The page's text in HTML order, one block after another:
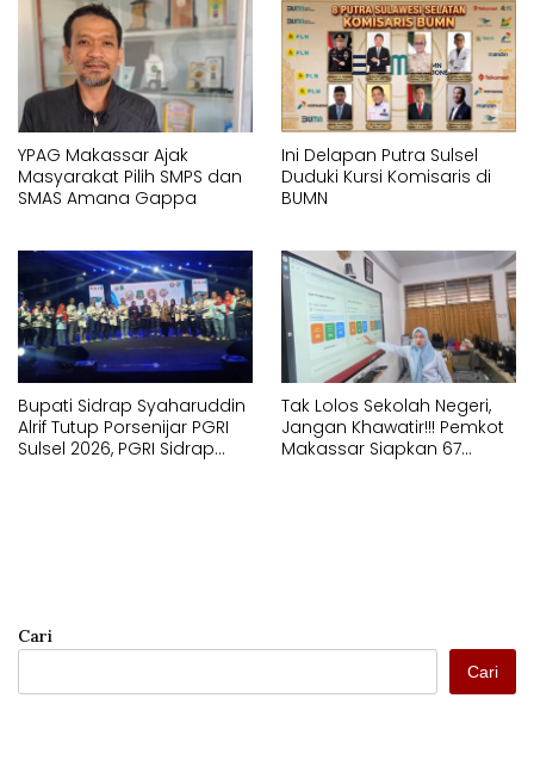
YPAG Makassar Ajak
Masyarakat Pilih SMPS dan
SMAS Amana Gappa
Ini Delapan Putra Sulsel
Duduki Kursi Komisaris di
BUMN
Bupati Sidrap Syaharuddin
Alrif Tutup Porsenijar PGRI
Sulsel 2026, PGRI Sidrap
Tak Lolos Sekolah Negeri,
Jangan Khawatir!!! Pemkot
Makassar Siapkan 67
Cari
Cari